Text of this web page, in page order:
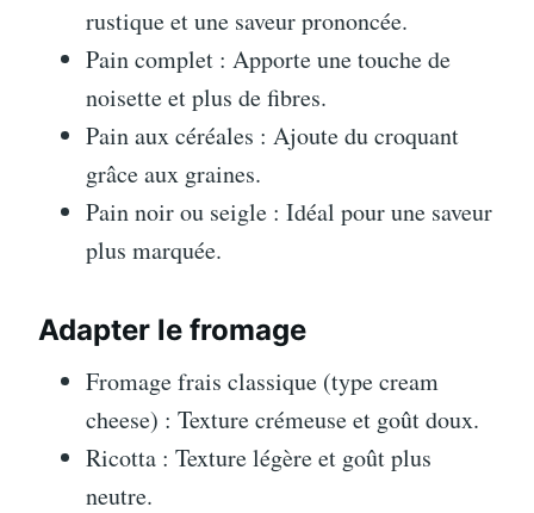
rustique et une saveur prononcée.
Pain complet : Apporte une touche de
noisette et plus de fibres.
Pain aux céréales : Ajoute du croquant
grâce aux graines.
Pain noir ou seigle : Idéal pour une saveur
plus marquée.
Adapter le fromage
Fromage frais classique (type cream
cheese) : Texture crémeuse et goût doux.
Ricotta : Texture légère et goût plus
neutre.